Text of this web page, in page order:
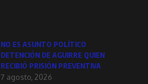
NO ES ASUNTO POLÍTICO
DETENCIÓN DE AGUIRRE QUIEN
RECIBIÓ PRISIÓN PREVENTIVA
7 agosto, 2026